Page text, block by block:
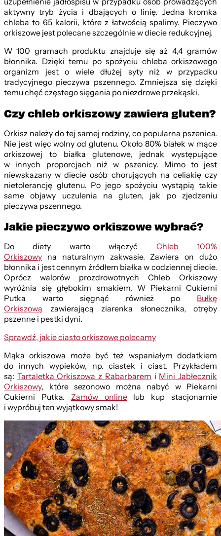
aktywny tryb życia i dbających o linię. Jedna kromka
chleba to 65 kalorii, które z łatwością spalimy. Pieczywo
orkiszowe jest polecane szczególnie w diecie redukcyjnej.
W 100 gramach produktu znajduje się aż 4,4 gramów
błonnika. Dzięki temu po spożyciu chleba orkiszowego
organizm jest o wiele dłużej syty niż w przypadku
tradycyjnego pieczywa pszennego. Zmniejsza się dzięki
temu chęć częstego sięgania po niezdrowe przekąski.
Czy chleb orkiszowy zawiera gluten?
Orkisz należy do tej samej rodziny, co popularna pszenica.
Nie jest więc wolny od glutenu. Około 80% białek w mące
orkiszowej to białka glutenowe, jednak występujące
w innych proporcjach niż w pszenicy. Mimo to jest
niewskazany w diecie osób chorujących na celiakię czy
nietolerancję glutenu. Po jego spożyciu wystąpią takie
same objawy uczulenia na gluten, jak po zjedzeniu
pieczywa pszennego.
Jakie pieczywo orkiszowe wybrać?
Do diety warto włączyć Chleb 100%
Orkiszowy na naturalnym zakwasie. Zawiera on dużo
błonnika i jest cennym źródłem białka w codziennej diecie.
Oprócz walorów prozdrowotnych Chleb Orkiszowy
wyróżnia się głębokim smakiem. W Piekarni Cukierni
Putka warto sięgnąć również po Bułkę
Orkiszową zawierającą ziarenka słonecznika, otręby
pszenne i pestki dyni.
Sprawdź, jakie ciasto orkiszowe polecamy
Mąka orkiszowa może być też wspaniałym dodatkiem
do innych wypieków, np. ciastek i ciast. Przykładem
są: Tartaletka Orkiszowa z Rabarbarem i Mini Jabłecznik
Orkiszowy, które sezonowo można nabyć w Piekarni
Cukierni Putka. Zamów onlinelub kup stacjonarnie
i wypróbuj ten wyjątkowy smak!